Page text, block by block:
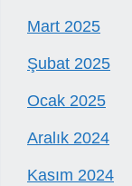
Mart 2025
Şubat 2025
Ocak 2025
Aralık 2024
Kasım 2024